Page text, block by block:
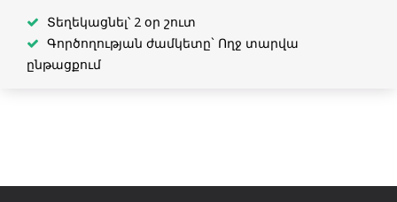
Տեղեկացնել՝ 2 օր շուտ
Գործողության ժամկետը` Ողջ տարվա
ընթացքում